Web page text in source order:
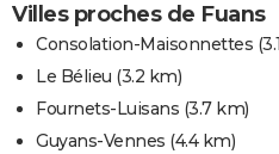
Villes proches de Fuans
Consolation-Maisonnettes
Le Bélieu (3.2 km)
Fournets-Luisans (3.7 km)
Guyans-Vennes (4.4 km)